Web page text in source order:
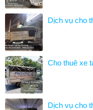
Dịch vụ cho
Cho thuê xe
Dịch vụ cho